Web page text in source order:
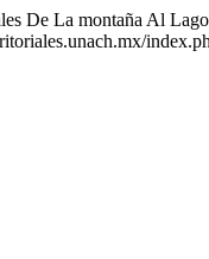
De La montaña Al